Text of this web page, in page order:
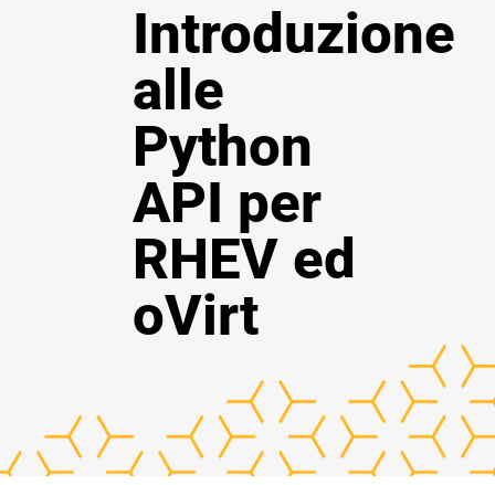
Introduzione
alle
Python
API per
RHEV ed
oVirt